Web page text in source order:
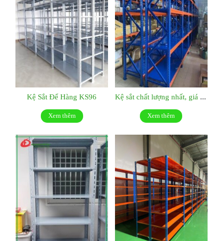
Kệ Sắt Để Hàng KS96
Xem thêm Xem thêm